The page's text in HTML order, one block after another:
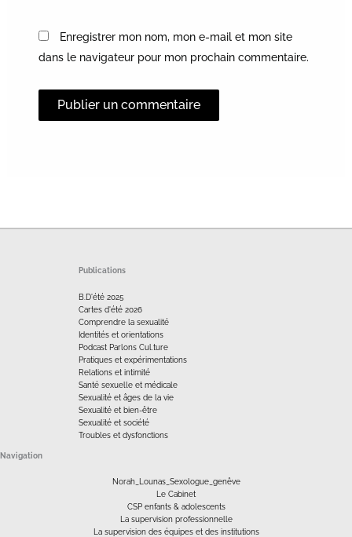
Enregistrer mon nom, mon e-mail et mon site
dans le navigateur pour mon prochain commentaire.
Publications
B.D'été 2025
Cartes d'été 2026
Comprendre la sexualité
Identités et orientations
Podcast Parlons Cul.ture
Pratiques et expérimentations
Relations et intimité
Santé sexuelle et médicale
Sexualité et âges de la vie
Sexualité et bien-être
Sexualité et société
Troubles et dysfonctions
Navigation
Norah_Lounas_Sexologue_genêve
Le Cabinet
CSP enfants & adolescents
La supervision professionnelle
La supervision des équipes et des institutions